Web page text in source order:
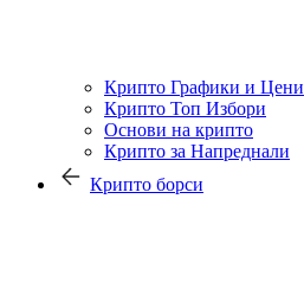
Крипто Графики и Цени
Крипто Топ Избори
Основи на крипто
Крипто за Напреднали
Крипто борси